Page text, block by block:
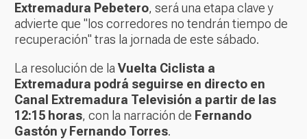
Extremadura Pebetero, será una etapa clave y
advierte que "los corredores no tendrán tiempo de
recuperación" tras la jornada de este sábado.
La resolución de la Vuelta Ciclista a
Extremadura podrá seguirse en directo en
Canal Extremadura Televisión a partir de las
12:15 horas, con la narración de Fernando
Gastón y Fernando Torres.